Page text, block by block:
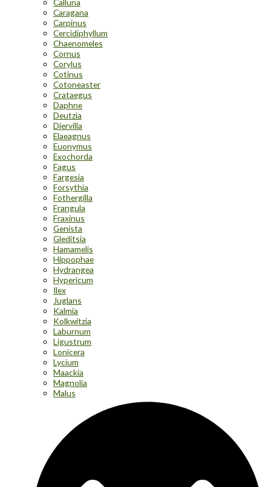
Calluna
Caragana
Carpinus
Cercidiphyllum
Chaenomeles
Cornus
Corylus
Cotinus
Cotoneaster
Crataegus
Daphne
Deutzia
Diervilla
Elaeagnus
Euonymus
Exochorda
Fagus
Fargesia
Forsythia
Fothergilla
Frangula
Fraxinus
Genista
Gleditsia
Hamamelis
Hippophae
Hydrangea
Hypericum
Ilex
Juglans
Kalmia
Kolkwitzia
Laburnum
Ligustrum
Lonicera
Lycium
Maackia
Magnolia
Malus